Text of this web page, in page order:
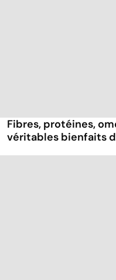
Fibres, protéines,
véritables bienfaits